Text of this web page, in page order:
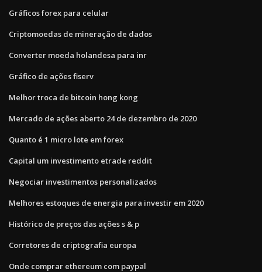
Gráficos forex para celular
Criptomoedas de mineração de dados
Converter moeda holandesa para inr
Gráfico de ações fiserv
Melhor troca de bitcoin hong kong
Mercado de ações aberto 24 de dezembro de 2020
Quanto é 1 micro lote em forex
Capital um investimento etrade reddit
Negociar investimentos personalizados
Melhores estoques de energia para investir em 2020
Histórico de preços das ações s & p
Corretores de criptografia europa
Onde comprar ethereum com paypal